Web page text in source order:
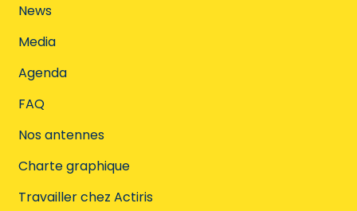
News
Media
Agenda
FAQ
Nos antennes
Charte graphique
Travailler chez Actiris